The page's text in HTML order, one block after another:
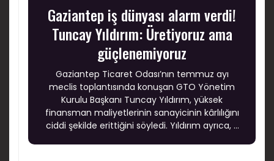
Gaziantep iş dünyası alarm verdi!
Tuncay Yıldırım: Üretiyoruz ama
güçlenemiyoruz
Gaziantep Ticaret Odası’nın temmuz ayı
meclis toplantısında konuşan GTO Yönetim
Kurulu Başkanı Tuncay Yıldırım, yüksek
finansman maliyetlerinin sanayicinin kârlılığını
ciddi şekilde erittiğini söyledi. Yıldırım ayrıca, 5